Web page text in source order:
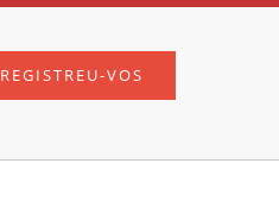
REGISTREU-VOS